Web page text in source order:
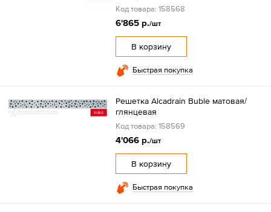
Код товара: 158568
6'865 р./шт
В корзину
Быстрая покупка
Решетка Alcadrain Buble матовая/
глянцевая
Код товара: 158569
4'066 р./шт
В корзину
Быстрая покупка